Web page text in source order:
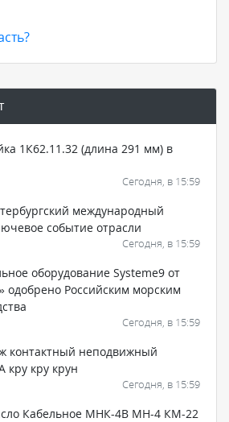
1К62.11.32 (длина 291 мм) в
Сегодня, в 15:59
международный
событие отрасли
Сегодня, в 15:59
оборудование Systeme9 от
одобрено Российским морским
Сегодня, в 15:59
контактный неподвижный
кру кру крун
Сегодня, в 15:59
Кабельное МНК-4В МН-4 КМ-22